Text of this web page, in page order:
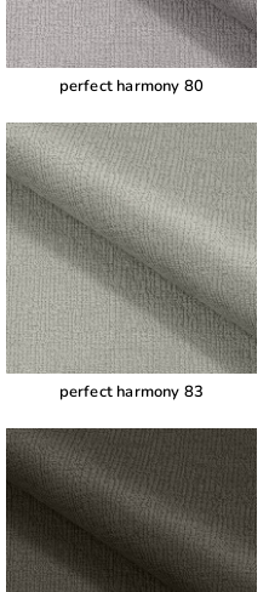
perfect harmony 80
perfect harmony 83